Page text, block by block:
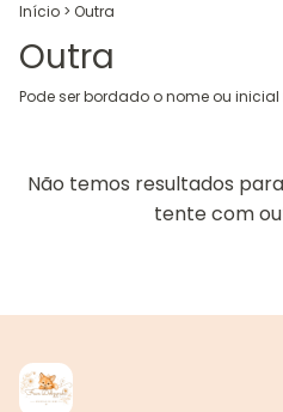
Início > Outra
Outra
Pode ser bordado o nome ou
Não temos resultados
tente com